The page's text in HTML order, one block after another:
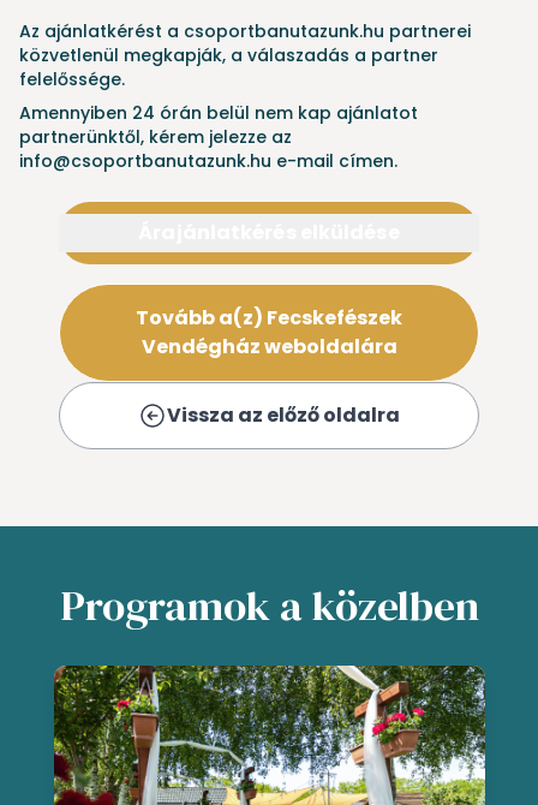
Az ajánlatkérést a csoportbanutazunk.hu partnerei
közvetlenül megkapják, a válaszadás a partner
felelőssége.
Amennyiben 24 órán belül nem kap ajánlatot
partnerünktől, kérem jelezze az
info@csoportbanutazunk.hu e-mail címen.
Tovább a(z) Fecskefészek
Vendégház weboldalára
Vissza az előző oldalra
Programok a közelben